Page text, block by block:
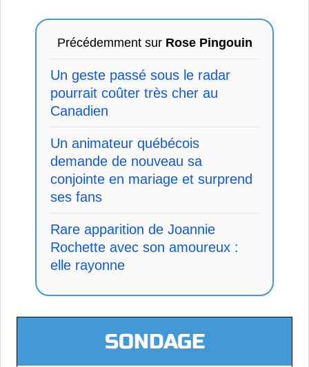
Précédemment sur Rose Pingouin
Un geste passé sous le radar
pourrait coûter très cher au
Canadien
Un animateur québécois
demande de nouveau sa
conjointe en mariage et surprend
ses fans
Rare apparition de Joannie
Rochette avec son amoureux :
elle rayonne
SONDAGE